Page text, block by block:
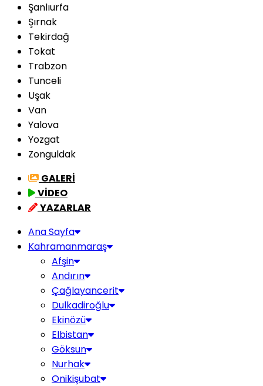
Şanlıurfa
Şırnak
Tekirdağ
Tokat
Trabzon
Tunceli
Uşak
Van
Yalova
Yozgat
Zonguldak
GALERİ
VİDEO
YAZARLAR
Ana Sayfa
Kahramanmaraş
Afşin
Andırın
Çağlayancerit
Dulkadiroğlu
Ekinözü
Elbistan
Göksun
Nurhak
Onikişubat